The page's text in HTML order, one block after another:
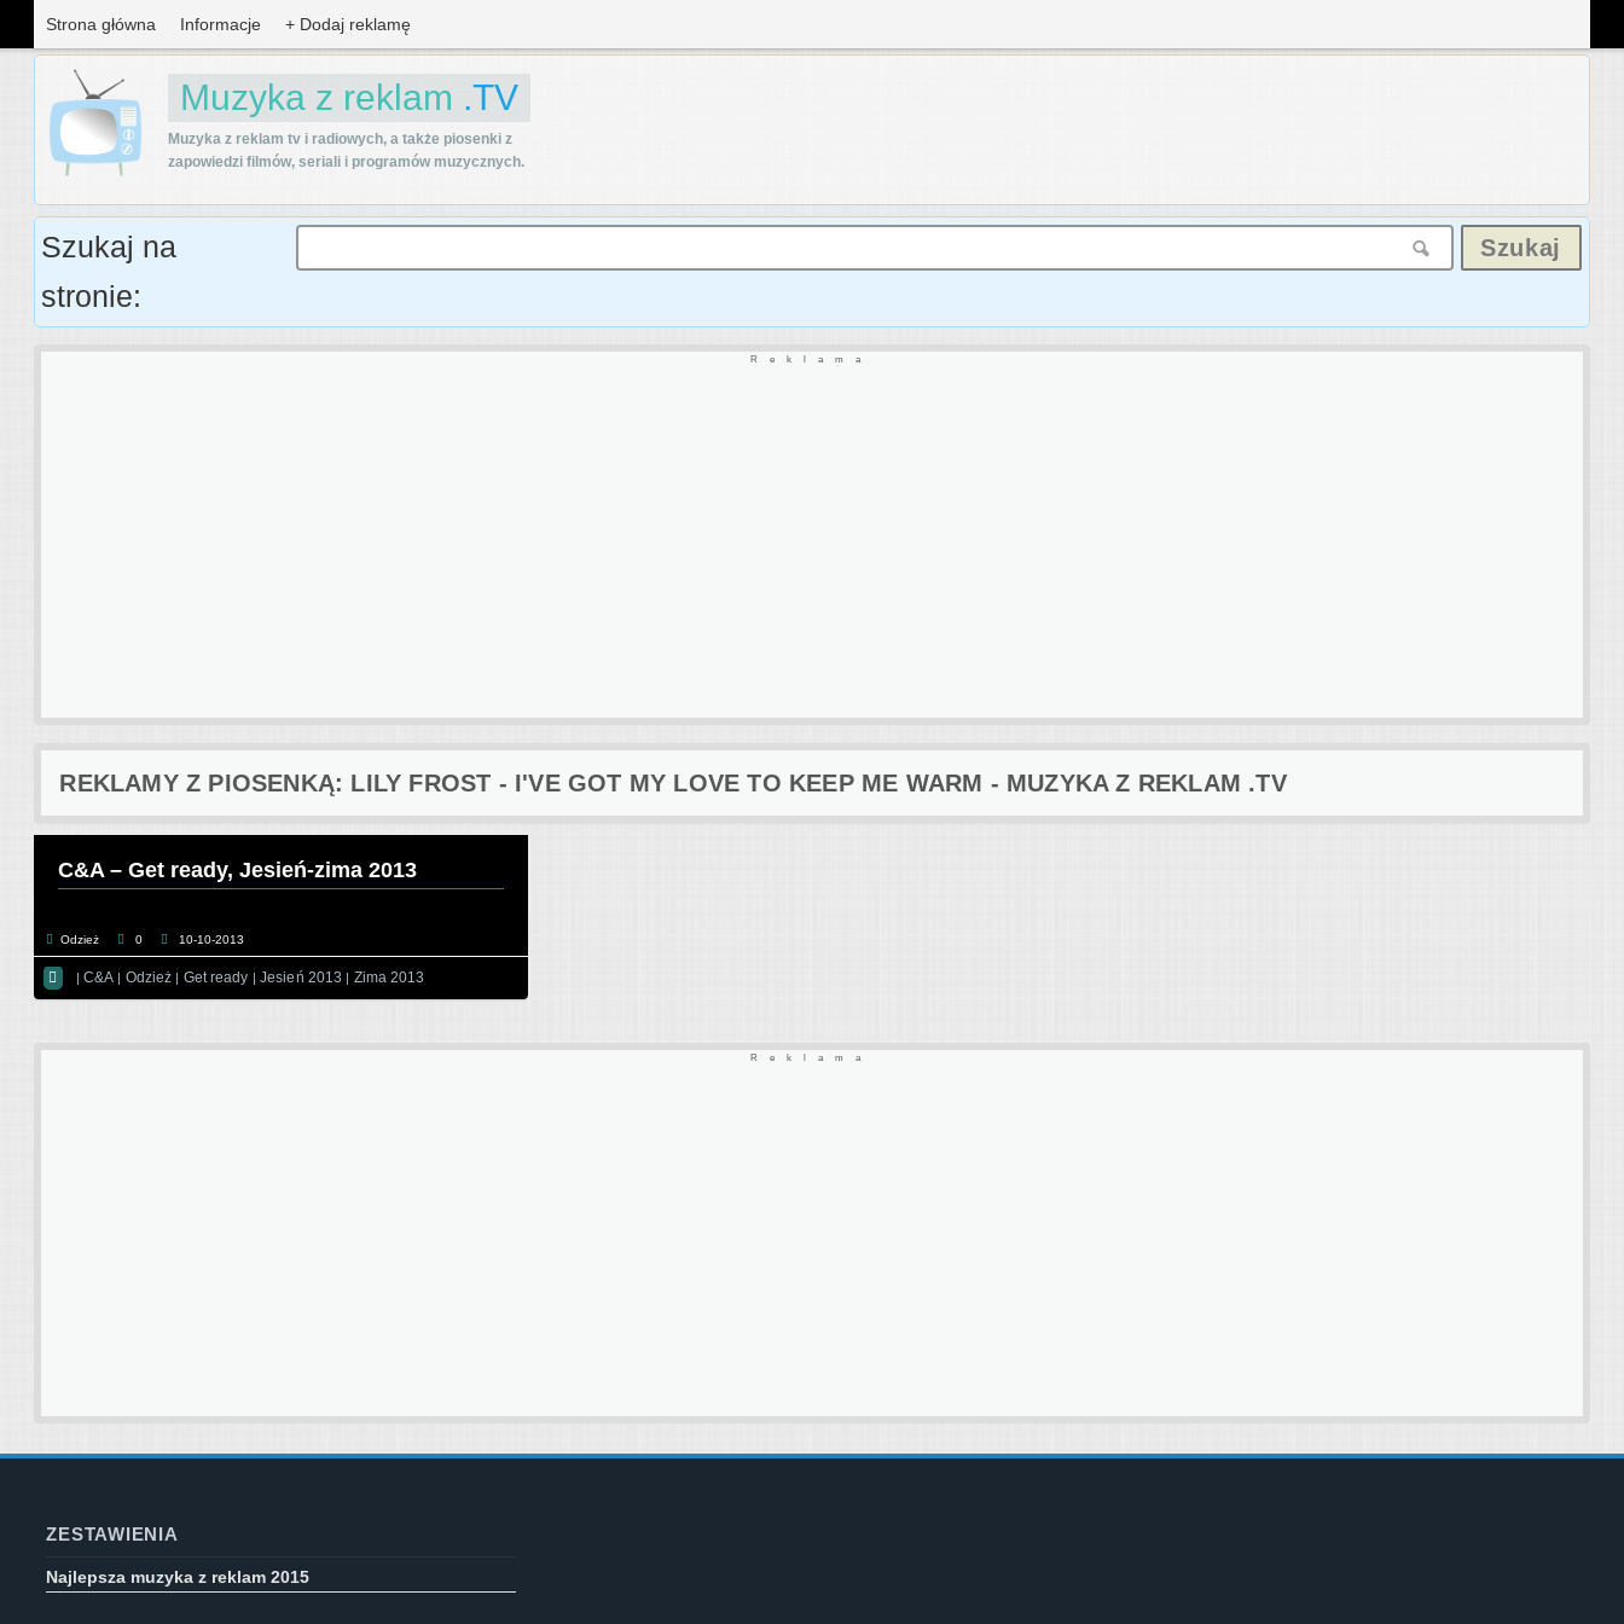
Strona główna Informacje + Dodaj reklamę
Muzyka z reklam .TV
Muzyka z reklam tv i radiowych, a także piosenki z
zapowiedzi filmów, seriali i programów muzycznych.
Szukaj na
stronie:
Reklama
REKLAMY Z PIOSENKĄ: LILY FROST - I'VE GOT MY LOVE TO KEEP ME WARM - MUZYKA Z REKLAM .TV
C&A – Get ready, Jesień-zima 2013
Odzież 0 10-10-2013
 | C&A | Odzież | Get ready | Jesień 2013 | Zima 2013
Reklama
ZESTAWIENIA
Najlepsza muzyka z reklam 2015